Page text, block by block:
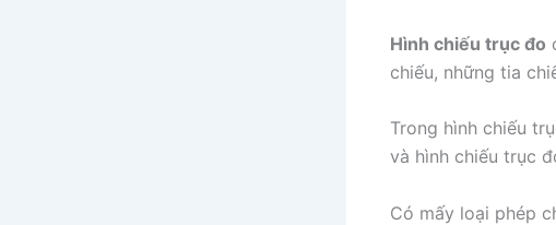
Hình chiếu trục đo
chiếu, những tia
Trong hình chiếu
và hình chiếu trục
Có mấy loại phép